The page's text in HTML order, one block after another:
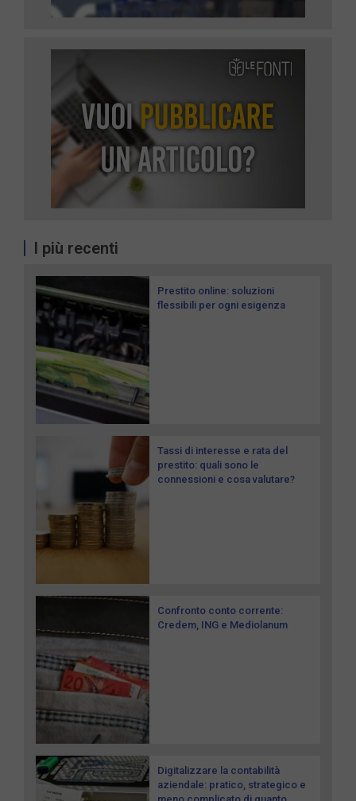
I più recenti
Prestito online: soluzioni
flessibili per ogni esigenza
Tassi di interesse e rata del
prestito: quali sono le
connessioni e cosa valutare?
Confronto conto corrente:
Credem, ING e Mediolanum
Digitalizzare la contabilità
aziendale: pratico, strategico e